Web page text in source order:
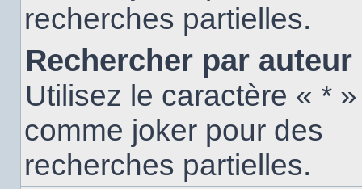
recherches partielles.
Rechercher par auteur
Utilisez le caractère « * »
comme joker pour des
recherches partielles.